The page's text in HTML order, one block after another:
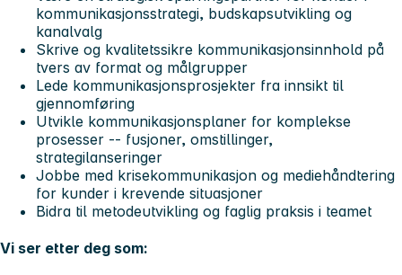
kommunikasjonsstrategi, budskapsutvikling og
kanalvalg
Skrive og kvalitetssikre kommunikasjonsinnhold på
tvers av format og målgrupper
Lede kommunikasjonsprosjekter fra innsikt til
gjennomføring
Utvikle kommunikasjonsplaner for komplekse
prosesser -- fusjoner, omstillinger,
strategilanseringer
Jobbe med krisekommunikasjon og mediehåndtering
for kunder i krevende situasjoner
Bidra til metodeutvikling og faglig praksis i teamet
Vi ser etter deg som: